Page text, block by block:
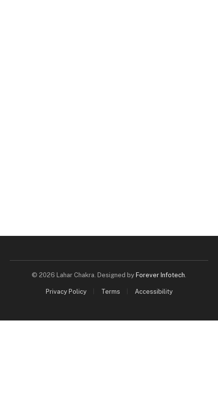
© 2026 Lahar Chakra. Designed by Forever Infotech
Privacy Policy Terms Accessibility